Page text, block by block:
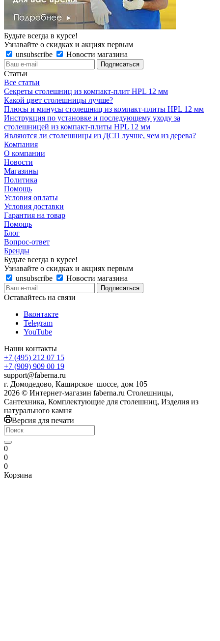
Будьте всегда в курсе!
Узнавайте о скидках и акциях первым
unsubscribe
Новости магазина
Статьи
Все статьи
Секреты столешниц из компакт-плит HPL 12 мм
Какой цвет столешницы лучше?
Плюсы и минусы столешниц из компакт-плиты HPL 12 мм
Инструкция по установке и последующему уходу за
столешницей из компакт-плиты HPL 12 мм
Являются ли столешницы из ДСП лучше, чем из дерева?
Компания
О компании
Новости
Магазины
Политика
Помощь
Условия оплаты
Условия доставки
Гарантия на товар
Помощь
Блог
Вопрос-ответ
Бренды
Будьте всегда в курсе!
Узнавайте о скидках и акциях первым
unsubscribe
Новости магазина
Оставайтесь на связи
Вконтакте
Telegram
YouTube
Наши контакты
+7 (495) 212 07 15
+7 (909) 909 00 19
support@faberna.ru
г. Домодедово, Каширское шоссе, дом 105
2026 © Интернет-магазин faberna.ru Столешницы,
Сантехника, Комплектующие для столешниц, Изделия из
натурального камня
Версия для печати
0
0
0
Корзина